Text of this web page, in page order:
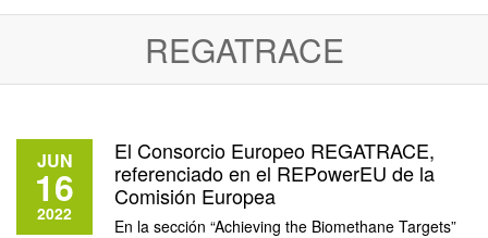
REGATRACE
JUN
16
2022
El Consorcio Europeo REGATRACE,
referenciado en el REPowerEU de la
Comisión Europea
En la sección “Achieving the Biomethane Targets”